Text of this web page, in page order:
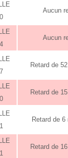
Aucun
Aucun
Retard de
Retard de
Retard de 6
Retard de